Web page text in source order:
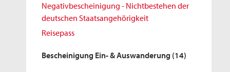
Negativbescheinigung - Nichtbestehen der
deutschen Staatsangehörigkeit
Reisepass
Bescheinigung Ein- & Auswanderung (14)